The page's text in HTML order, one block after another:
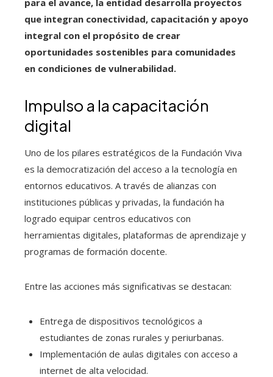
que integran conectividad, capacitación y apoyo
integral con el propósito de crear
oportunidades sostenibles para comunidades
en condiciones de vulnerabilidad.
Impulso a la capacitación
digital
Uno de los pilares estratégicos de la Fundación Viva
es la democratización del acceso a la tecnología en
entornos educativos. A través de alianzas con
instituciones públicas y privadas, la fundación ha
logrado equipar centros educativos con
herramientas digitales, plataformas de aprendizaje y
programas de formación docente.
Entre las acciones más significativas se destacan:
Entrega de dispositivos tecnológicos a
estudiantes de zonas rurales y periurbanas.
Implementación de aulas digitales con acceso a
internet de alta velocidad.